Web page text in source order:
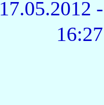
17.05.2012 -
16:27